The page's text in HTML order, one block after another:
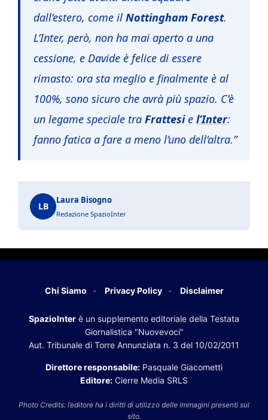
dall’estero, come il Nottingham Forest.
L’Inter, però, non ha mai aperto a una
cessione, e Davide è felice di essere
rimasto: ora sta meglio e finalmente è al
100%, sono sicuro che avrà più spazio. C’è
un legame speciale tra Frattesie l’Inter:
fanno fatica a fare a meno l’uno dell’altra.”
LB
Laura Bisogno
Redazione SpazioInter
Chi Siamo Privacy Policy Disclaimer
SpazioInter è un supplemento editoriale della Testata
Giornalistica "Nuovevoci"
Aut. Tribunale di Torre Annunziata n. 3 del 10/02/2011
Direttore responsabile: Pasquale Giacometti
Editore: Cierre Media SRLS
Photo Credits: l’editore ha i diritti di utilizzo delle immagini presenti sul
sito.